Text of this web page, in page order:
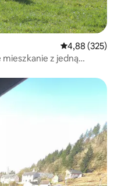
Średnia
4,88 (325)
z jedną
gości